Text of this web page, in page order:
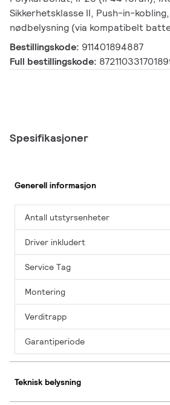
Sikkerhetsklasse II, Push-in-
nødbelysning (via kompatibelt
Bestillingskode: 911401894887
Full bestillingskode:
Spesifikasjoner
Generell informasjon
Antall utstyrsenheter
Driver inkludert
Service Tag
Montering
Verditrapp
Garantiperiode
Teknisk belysning